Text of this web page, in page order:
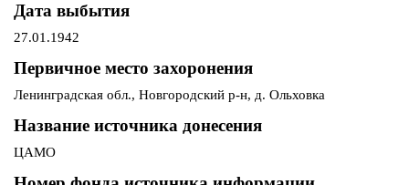
Дата выбытия
27.01.1942
Первичное место захоронения
Ленинградская обл., Новгородский р-н, д. Ольховка
Название источника донесения
ЦАМО